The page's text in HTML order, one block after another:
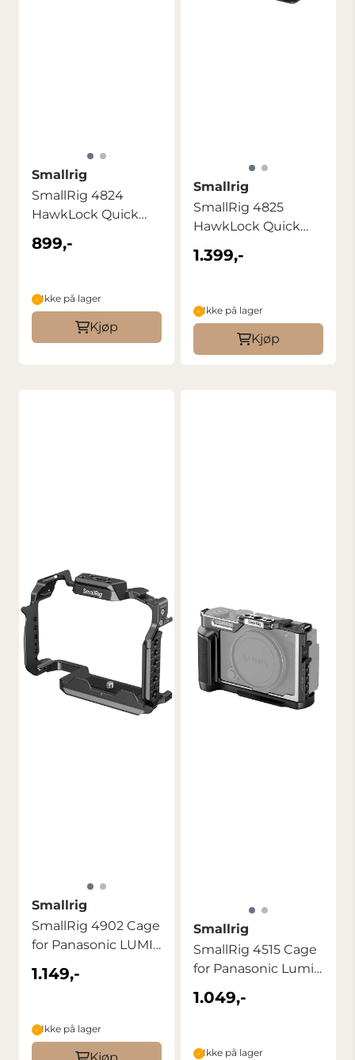
Smallrig
SmallRig 4824
HawkLock Quick
Release Cage for ...
899,-
Ikke på lager
Kjøp
Smallrig
SmallRig 4825
HawkLock Quick
Release Cage Kit for
...
1.399,-
Ikke på lager
Kjøp
Smallrig
SmallRig 4902 Cage
for Panasonic LUMIX
S1 II / S1 ...
1.149,-
Ikke på lager
Kjøp
Smallrig
SmallRig 4515 Cage
for Panasonic Lumix
S9
1.049,-
Ikke på lager